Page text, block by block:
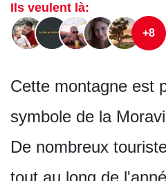
Ils veulent là:
+8
Cette montagne est
symbole de la
De nombreux